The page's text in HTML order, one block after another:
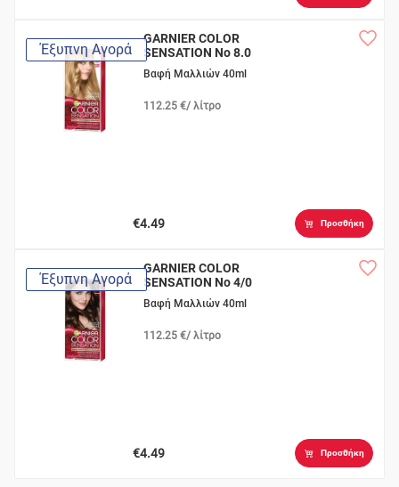
Έξυπνη Αγορά
GARNIER COLOR
SENSATION Νο 8.0
Φωτεινό Ξανθό
Ανοιχτό
Βαφή Μαλλιών 40ml
112.25 €/ λίτρο
€4.49 Προσθήκη
Έξυπνη Αγορά
GARNIER COLOR
SENSATION Νο 4/0
Καστανό
Βαφή Μαλλιών 40ml
112.25 €/ λίτρο
€4.49 Προσθήκη